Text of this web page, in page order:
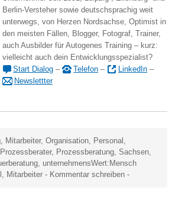
Berlin-Versteher sowie deutschsprachig weit
unterwegs, von Herzen Nordsachse, Optimist in
den meisten Fällen, Blogger, Fotograf, Trainer,
auch Ausbilder für Autogenes Training – kurz:
vielleicht auch dein Entwicklungsspezialist?
Start Dialog – Telefon – LinkedIn –
Newslettter
, Mitarbeiter,Organisation, Personal ,
Prozessberater, Prozessberatung,Sachsen,
, unternehmensWert:Mensch
, Mitarbeiter - Kommentar schreiben -